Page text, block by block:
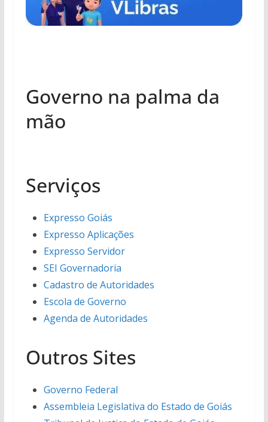
Governo na palma da
mão
Serviços
Expresso Goiás
Expresso Aplicações
Expresso Servidor
SEI Governadoria
Cadastro de Autoridades
Escola de Governo
Agenda de Autoridades
Outros Sites
Governo Federal
Assembleia Legislativa do Estado de Goiás